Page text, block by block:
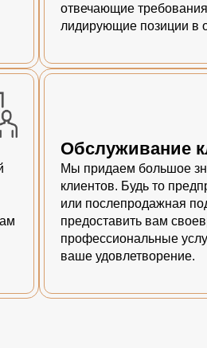
отвечающие
лидирующие позиции в
Обслуживание
Мы придаем большое
клиентов. Будь то
или послепродажная
предоставить вам
профессиональные
ваше удовлетворение.